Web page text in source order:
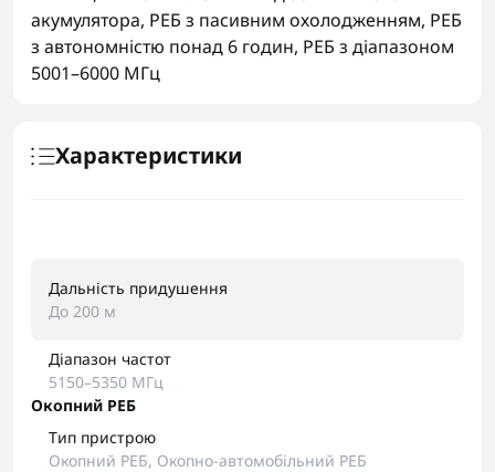
акумулятора, РЕБ з пасивним охолодженням, РЕБ
з автономністю понад 6 годин, РЕБ з діапазоном
5001–6000 МГц
Характеристики
Дальність придушення
До 200 м
Діапазон частот
5150–5350 МГц
Окопний РЕБ
Тип пристрою
Окопний РЕБ, Окопно-автомобільний РЕБ